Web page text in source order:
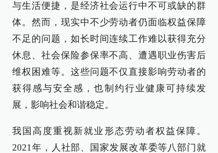
与生活便捷，是经济社会运行中不可或缺的群
体。然而，现实中不少劳动者仍面临权益保障
不足的问题，如长时间连续工作难以获得充分
休息、社会保险参保率不高、遭遇职业伤害后
维权困难等。这些问题不仅直接影响劳动者的
获得感与安全感，也制约行业健康可持续发
展，影响社会和谐稳定。
我国高度重视新就业形态劳动者权益保障。
2021年，人社部、国家发展改革委等八部门就